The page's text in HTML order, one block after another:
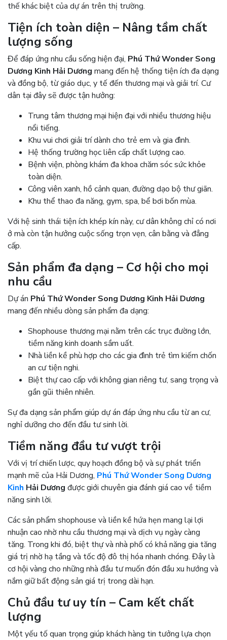
thế khác biệt của dự án trên thị trường.
Tiện ích toàn diện – Nâng tầm chất
lượng sống
Để đáp ứng nhu cầu sống hiện đại, Phú Thứ Wonder Song
Dương Kinh Hải Dương mang đến hệ thống tiện ích đa dạng
và đồng bộ, từ giáo dục, y tế đến thương mại và giải trí. Cư
dân tại đây sẽ được tận hưởng:
Trung tâm thương mại hiện đại với nhiều thương hiệu
nổi tiếng.
Khu vui chơi giải trí dành cho trẻ em và gia đình.
Hệ thống trường học liên cấp chất lượng cao.
Bệnh viện, phòng khám đa khoa chăm sóc sức khỏe
toàn diện.
Công viên xanh, hồ cảnh quan, đường dạo bộ thư giãn.
Khu thể thao đa năng, gym, spa, bể bơi bốn mùa.
Với hệ sinh thái tiện ích khép kín này, cư dân không chỉ có nơi
ở mà còn tận hưởng cuộc sống trọn vẹn, cân bằng và đẳng
cấp.
Sản phẩm đa dạng – Cơ hội cho mọi
nhu cầu
Dự án Phú Thứ Wonder Song Dương Kinh Hải Dương
mang đến nhiều dòng sản phẩm đa dạng:
Shophouse thương mại nằm trên các trục đường lớn,
tiềm năng kinh doanh sầm uất.
Nhà liền kề phù hợp cho các gia đình trẻ tìm kiếm chốn
an cư tiện nghi.
Biệt thự cao cấp với không gian riêng tư, sang trọng và
gần gũi thiên nhiên.
Sự đa dạng sản phẩm giúp dự án đáp ứng nhu cầu từ an cư,
nghỉ dưỡng cho đến đầu tư sinh lời.
Tiềm năng đầu tư vượt trội
Với vị trí chiến lược, quy hoạch đồng bộ và sự phát triển
mạnh mẽ của Hải Dương, Phú Thứ Wonder Song Dương
Kinh Hải Dương được giới chuyên gia đánh giá cao về tiềm
năng sinh lời.
Các sản phẩm shophouse và liền kề hứa hẹn mang lại lợi
nhuận cao nhờ nhu cầu thương mại và dịch vụ ngày càng
tăng. Trong khi đó, biệt thự và nhà phố có khả năng gia tăng
giá trị nhờ hạ tầng và tốc độ đô thị hóa nhanh chóng. Đây là
cơ hội vàng cho những nhà đầu tư muốn đón đầu xu hướng và
nắm giữ bất động sản giá trị trong dài hạn.
Chủ đầu tư uy tín – Cam kết chất
lượng
Một yếu tố quan trọng giúp khách hàng tin tưởng lựa chọn